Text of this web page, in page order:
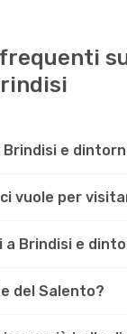
e
vuole per
a Brindisi e
del Salento?